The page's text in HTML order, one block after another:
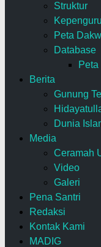
Struktur
Peta
Database
Peta
Berita
Gunung
Dunia
Media
Ceramah
Video
Galeri
Pena Santri
Redaksi
Kontak Kami
MADIG